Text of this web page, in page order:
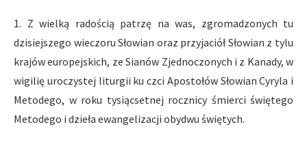
1. Z wielką radością patrzę na was, zgromadzonych tu
dzisiejszego wieczoru Słowian oraz przyjaciół Słowian z tylu
krajów europejskich, ze Sianów Zjednoczonych i z Kanady, w
wigilię uroczystej liturgii ku czci Apostołów Słowian Cyryla i
Metodego, w roku tysiącsetnej rocznicy śmierci świętego
Metodego i dzieła ewangelizacji obydwu świętych.